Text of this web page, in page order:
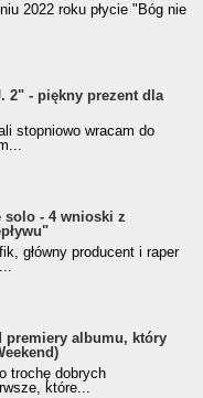
2022 roku płycie "Bóg nie
2" - piękny prezent dla
stopniowo wracam do
solo - 4 wnioski z
główny producent i raper
premiery albumu, który
trochę dobrych
które...